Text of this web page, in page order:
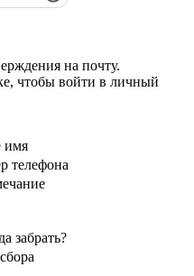
на почту.
чтобы войти в личный
имя
телефона
забрать?